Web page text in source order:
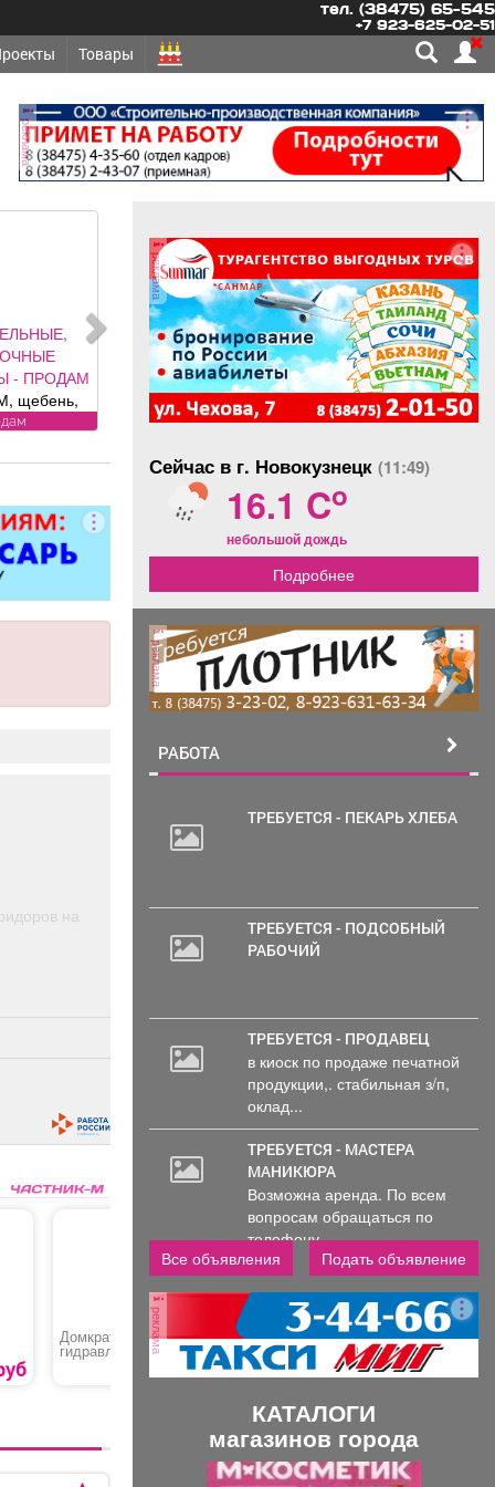
тел. (38475) 65-545
+7 923-625-02-51
Товары
реклама
УСЛУГИ -
СТИРКА
ковров,
круглый год,
и привезем
скидка
ковер»).
стирка
на
Домкрат
гидравлический
бутылочный «Matrix
1550 руб.
Автошампунь для
мойки «Active Foam
PF-40» 1124 руб.
реклама
Сейчас в г. Новокузнецк (11:49)
16.1 Co
небольшой дождь
Подробнее
реклама
РАБОТА
ТРЕБУЕТСЯ - ПЕКАРЬ ХЛЕБА
ТРЕБУЕТСЯ - ПОДСОБНЫЙ
РАБОЧИЙ
ТРЕБУЕТСЯ - ПРОДАВЕЦ
в киоск по продаже печатной
продукции,. стабильная з/п,
оклад...
ТРЕБУЕТСЯ - МАСТЕРА
МАНИКЮРА
Возможна аренда. По всем
вопросам обращаться по
телефону..
Все объявления
Подать объявление
реклама
КАТАЛОГИ
магазинов города